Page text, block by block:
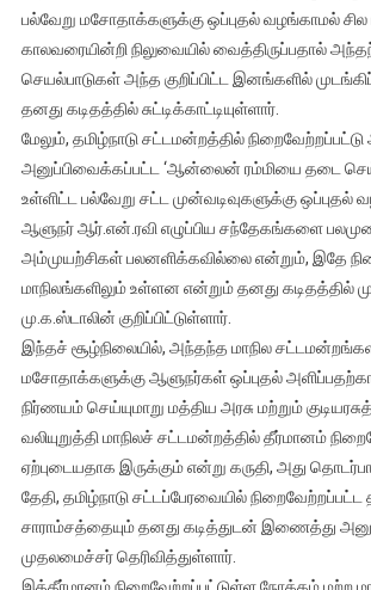
பல்வேறு மசோதாக்களுக்கு ஒப்புதல் வழங்காமல்
காலவரையின்றி நிலுவையில் வைத்திருப்பதால்
செயல்பாடுகள் அந்த குறிப்பிட்ட இனங்களில்
தனது கடிதத்தில் சுட்டிக்காட்டியுள்ளார்.
மேலும், தமிழ்நாடு சட்டமன்றத்தில் நிறைவேற்றப்பட்டு
அனுப்பிவைக்கப்பட்ட ‘ஆன்லைன் ரம்மியை தடை
உள்ளிட்ட பல்வேறு சட்ட முன்வடிவுகளுக்கு ஒப்புதல்
ஆளுநர் ஆர்.என்.ரவி எழுப்பிய சந்தேகங்களை
அம்முயற்சிகள் பலனளிக்கவில்லை என்றும், இதே
மாநிலங்களிலும் உள்ளன என்றும் தனது கடிதத்தில்
மு.க.ஸ்டாலின் குறிப்பிட்டுள்ளார்.
இந்தச் சூழ்நிலையில், அந்தந்த மாநில
மசோதாக்களுக்கு ஆளுநர்கள் ஒப்புதல்
நிர்ணயம் செய்யுமாறு மத்திய அரசு மற்றும்
வலியுறுத்தி மாநிலச் சட்டமன்றத்தில் தீர்மானம்
ஏற்புடையதாக இருக்கும் என்று கருதி, அது
தேதி, தமிழ்நாடு சட்டப்பேரவையில்
சாராம்சத்தையும் தனது கடித்துடன் இணைத்து
முதலமைச்சர் தெரிவித்துள்ளார்.
இத்தீர்மானம் நிறைவேற்றப்பட்டுள்ள நோக்கம் மற்ற